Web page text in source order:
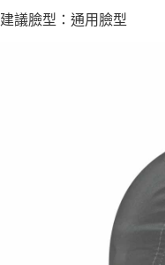
建議臉型：通用臉型